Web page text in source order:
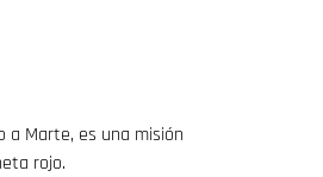
a Marte, es una misión
rojo.